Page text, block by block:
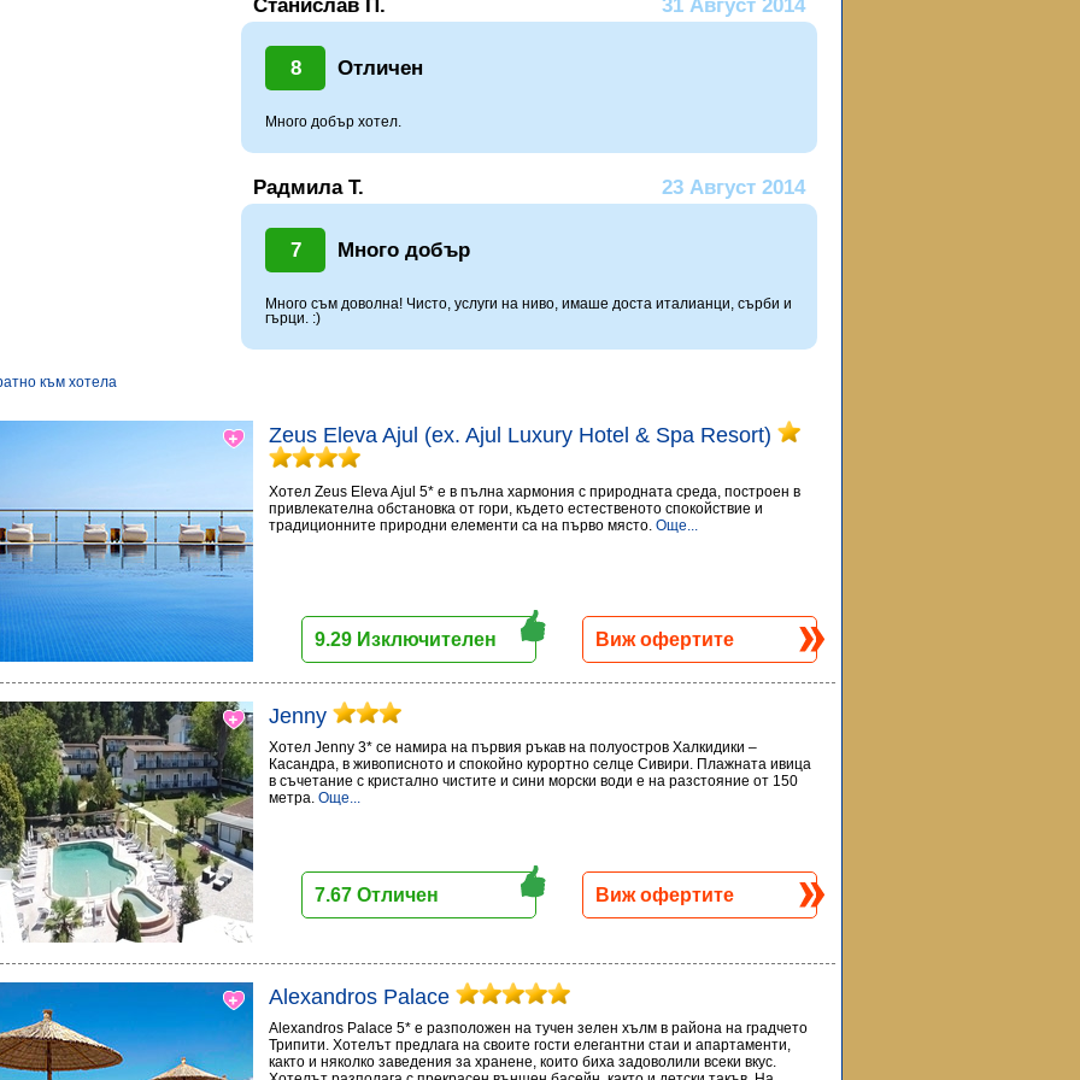
Станислав П. 31 Август 2014
8 Отличен
Много добър хотел.
Радмила Т. 23 Август 2014
7 Много добър
Много съм доволна! Чисто, услуги на ниво, имаше доста италианци, сърби и
гърци. :)
към хотела
Zeus Eleva Ajul (ex. Ajul Luxury Hotel & Spa Resort)
Хотел Zeus Eleva Ajul 5* е в пълна хармония с природната среда, построен в
привлекателна обстановка от гори, където естественото спокойствие и
традиционните природни елементи са на първо място. Още...
9.29 Изключителен Виж офертите
Jenny
Хотел Jenny 3* се намира на първия ръкав на полуостров Халкидики –
Касандра, в живописното и спокойно курортно селце Сивири. Плажната ивица
в съчетание с кристално чистите и сини морски води е на разстояние от 150
метра. Още...
7.67 Отличен Виж офертите
Alexandros Palace
Alexandros Palace 5* e разположен на тучен зелен хълм в района на градчето
Трипити. Хотелът предлага на своите гости елегантни стаи и апартаменти,
както и няколко заведения за хранене, които биха задоволили всеки вкус.